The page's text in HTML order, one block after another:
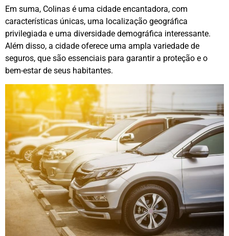
Em suma, Colinas é uma cidade encantadora, com
características únicas, uma localização geográfica
privilegiada e uma diversidade demográfica interessante.
Além disso, a cidade oferece uma ampla variedade de
seguros, que são essenciais para garantir a proteção e o
bem-estar de seus habitantes.